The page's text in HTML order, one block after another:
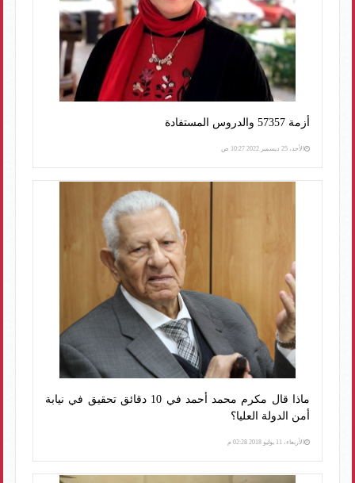
أزمة 57357 والدروس المستفادة
الأحد، 25 ديسمبر 2022 10:27 ص
ماذا قال مكرم محمد أحمد في 10 دقائق تحقيق في نيابة
أمن الدولة العليا؟
الأربعاء، 11 يوليو 2018 02:28 م